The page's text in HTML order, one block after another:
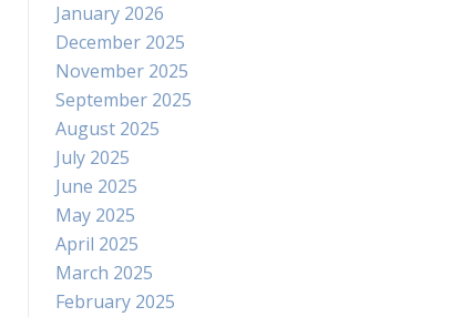
January 2026
December 2025
November 2025
September 2025
August 2025
July 2025
June 2025
May 2025
April 2025
March 2025
February 2025